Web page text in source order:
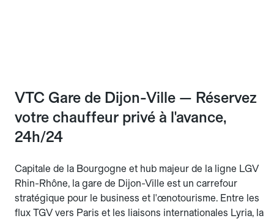
VTC Gare de Dijon-Ville — Réservez
votre chauffeur privé à l'avance,
24h/24
Capitale de la Bourgogne et hub majeur de la ligne LGV
Rhin-Rhône, la gare de Dijon-Ville est un carrefour
stratégique pour le business et l'œnotourisme. Entre les
flux TGV vers Paris et les liaisons internationales Lyria, la